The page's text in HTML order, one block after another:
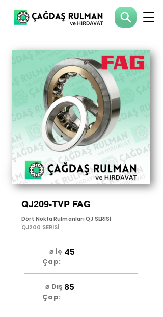
QJ209-TVP FAG
Dört Nokta Rulmanları QJ SERİSİ
QJ200 SERİSİ
⌀ İç
Çap:
45
⌀ Dış
Çap:
85